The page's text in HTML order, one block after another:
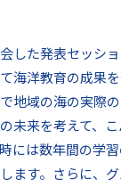
した発表セッシ
海洋教育の成果
地域の海の実際の
の未来を考えて、
には数年間の学
ます。さらに、グ